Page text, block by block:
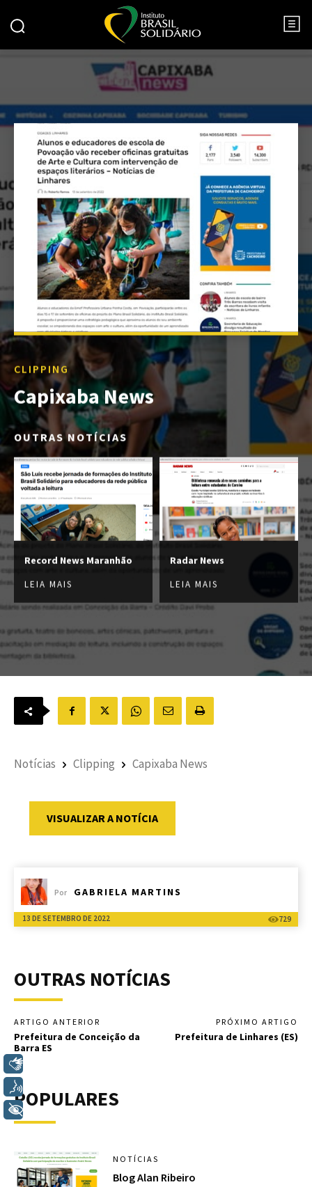
CLIPPING
Capixaba News
OUTRAS NOTÍCIAS
Record News Maranhão
LEIA MAIS
Radar News
LEIA MAIS
Notícias Clipping Capixaba News
VISUALIZAR A NOTÍCIA
Por GABRIELA MARTINS
13 DE SETEMBRO DE 2022 729
OUTRAS NOTÍCIAS
ARTIGO ANTERIOR
Prefeitura de Conceição da
Barra ES
PRÓXIMO ARTIGO
Prefeitura de Linhares (ES)
POPULARES
NOTÍCIAS
Blog Alan Ribeiro
+ Acessibilidade